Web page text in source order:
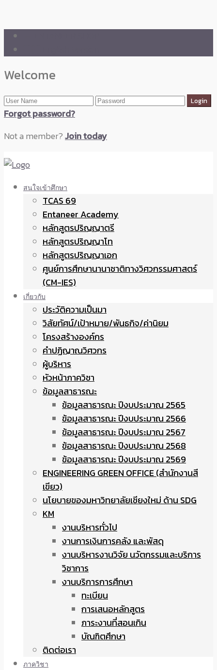
Welcome
Forgot password?
Not a member?Join today
สนใจเข้าศึกษา
TCAS 69
Entaneer Academy
หลักสูตรปริญญาตรี
หลักสูตรปริญญาโท
หลักสูตรปริญญาเอก
ศูนย์การศึกษานานาชาติทางวิศวกรรมศาสตร์
(CM-IES)
เกี่ยวกับ
ประวัติความเป็นมา
วิสัยทัศน์/เป้าหมาย/พันธกิจ/ค่านิยม
โครงสร้างองค์กร
คำปฏิญาณวิศวกร
ผู้บริหาร
หัวหน้าภาควิชา
ข้อมูลสาธารณะ
ข้อมูลสาธารณะ ปีงบประมาณ 2565
ข้อมูลสาธารณะ ปีงบประมาณ 2566
ข้อมูลสาธารณะ ปีงบประมาณ 2567
ข้อมูลสาธารณะ ปีงบประมาณ 2568
ข้อมูลสาธารณะ ปีงบประมาณ 2569
ENGINEERING GREEN OFFICE (สำนักงานสี
เขียว)
นโยบายของมหาวิทยาลัยเชียงใหม่ ด้าน SDG
KM
งานบริหารทั่วไป
งานการเงินการคลัง และพัสดุ
งานบริหารงานวิจัย นวัตกรรมและบริการ
วิชาการ
งานบริการการศึกษา
ทะเบียน
การเสนอหลักสูตร
ภาระงานที่สอนเกิน
บัณฑิตศึกษา
ติดต่อเรา
ภาควิชา